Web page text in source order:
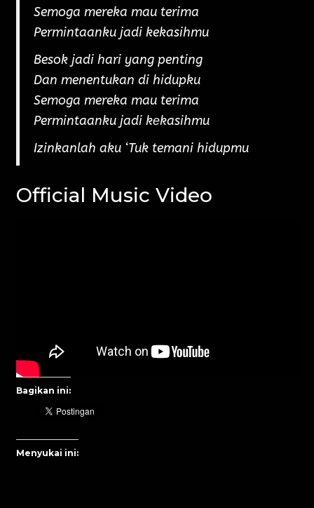
Semoga mereka mau terima
Permintaanku jadi kekasihmu
Besok jadi hari yang penting
Dan menentukan di hidupku
Semoga mereka mau terima
Permintaanku jadi kеkasihmu
Izinkanlah aku ‘Tuk temani hidupmu
Official Music Video
Bagikan ini:
Menyukai ini: